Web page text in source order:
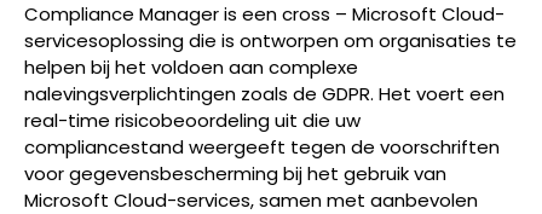
Compliance Manager is een cross – Microsoft Cloud-
servicesoplossing die is ontworpen om organisaties te
helpen bij het voldoen aan complexe
nalevingsverplichtingen zoals de GDPR. Het voert een
real-time risicobeoordeling uit die uw
compliancestand weergeeft tegen de voorschriften
voor gegevensbescherming bij het gebruik van
Microsoft Cloud-services, samen met aanbevolen